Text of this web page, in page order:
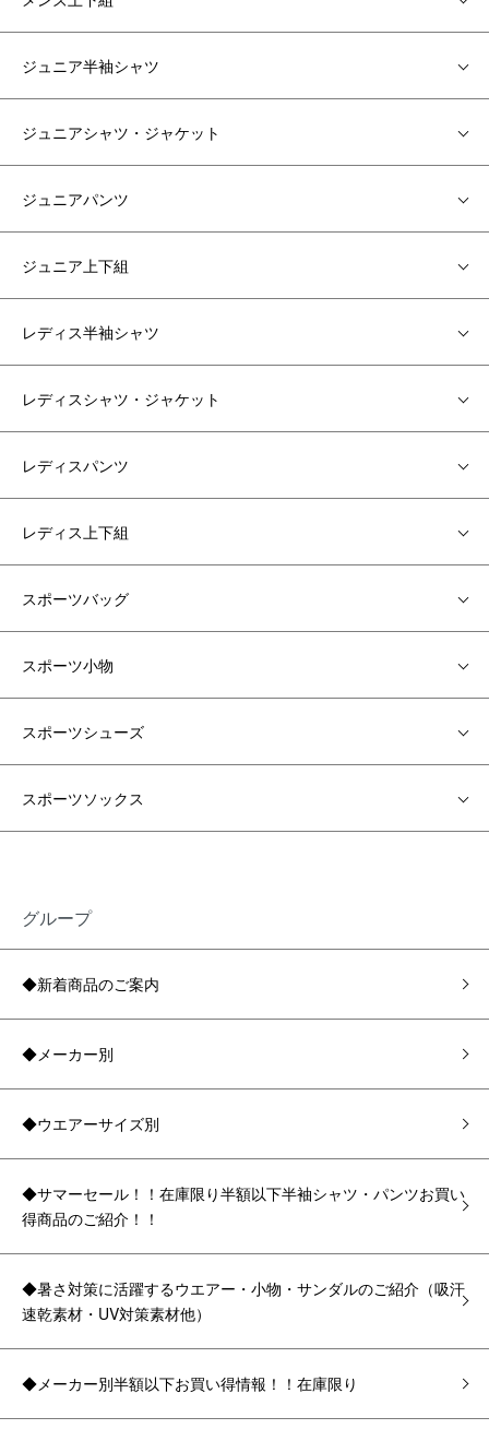
ジュニア半袖シャツ
ジュニアシャツ・ジャケット
ジュニアパンツ
ジュニア上下組
レディス半袖シャツ
レディスシャツ・ジャケット
レディスパンツ
レディス上下組
スポーツバッグ
スポーツ小物
スポーツシューズ
スポーツソックス
グループ
◆新着商品のご案内
◆メーカー別
◆ウエアーサイズ別
◆サマーセール！！在庫限り半額以下半袖シャツ・パンツお買い
得商品のご紹介！！
◆暑さ対策に活躍するウエアー・小物・サンダルのご紹介（吸汗
速乾素材・UV対策素材他）
◆メーカー別半額以下お買い得情報！！在庫限り